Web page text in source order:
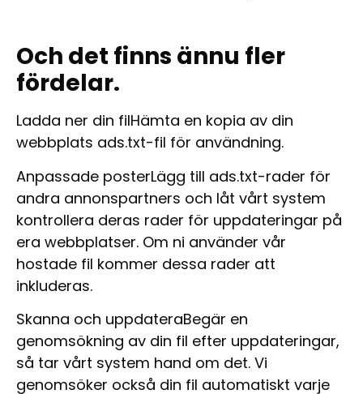
Och det finns ännu fler
fördelar.
Ladda ner din filHämta en kopia av din
webbplats ads.txt-fil för användning.
Anpassade posterLägg till ads.txt-rader för
andra annonspartners och låt vårt system
kontrollera deras rader för uppdateringar på
era webbplatser. Om ni använder vår
hostade fil kommer dessa rader att
inkluderas.
Skanna och uppdateraBegär en
genomsökning av din fil efter uppdateringar,
så tar vårt system hand om det. Vi
genomsöker också din fil automatiskt varje